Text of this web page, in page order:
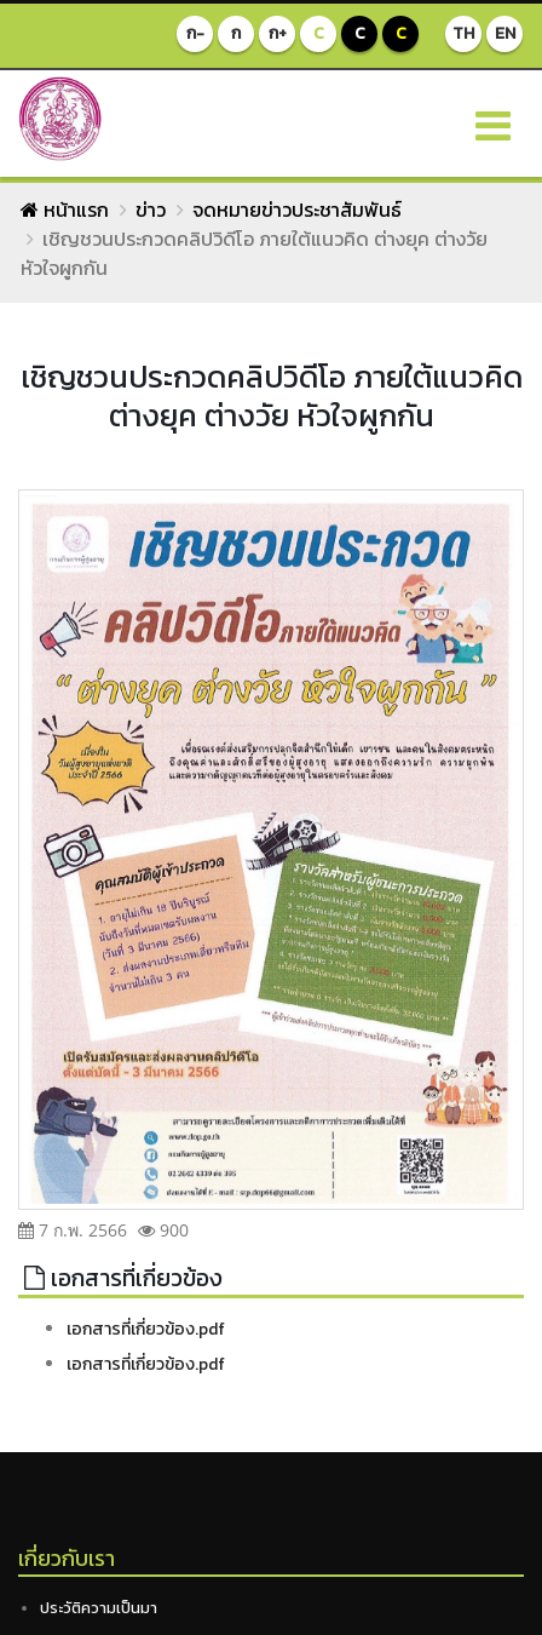
TH EN
ก- ก ก+ C C C
หน้าแรก ข่าว
จดหมายข่าวประชาสัมพันธ์
เชิญชวนประกวดคลิปวิดีโอ ภายใต้แนวคิด ต่างยุค ต่างวัย
หัวใจผูกกัน
เชิญชวนประกวดคลิปวิดีโอ ภายใต้แนวคิด
ต่างยุค ต่างวัย หัวใจผูกกัน
7 ก.พ. 2566 900
เอกสารที่เกี่ยวข้อง
เอกสารที่เกี่ยวข้อง.pdf
เอกสารที่เกี่ยวข้อง.pdf
เกี่ยวกับเรา
ประวัติความเป็นมา